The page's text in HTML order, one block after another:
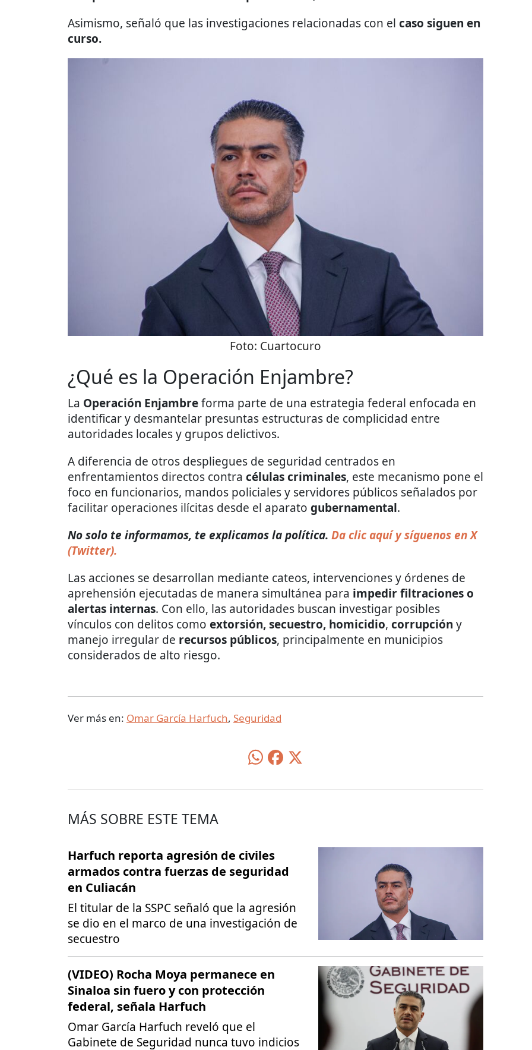
Asimismo, señaló que las investigaciones relacionadas con el caso siguen en
curso.
Foto: Cuartocuro
¿Qué es la Operación Enjambre?
La Operación Enjambreforma parte de una estrategia federal enfocada en
identificar y desmantelar presuntas estructuras de complicidad entre
autoridades locales y grupos delictivos.
A diferencia de otros despliegues de seguridad centrados en
enfrentamientos directos contra células criminales, este mecanismo pone el
foco en funcionarios, mandos policiales y servidores públicos señalados por
facilitar operaciones ilícitas desde el aparato gubernamental.
No solo te informamos, te explicamos la política. Da clic aquí y síguenos en X
(Twitter).
Las acciones se desarrollan mediante cateos, intervenciones y órdenes de
aprehensión ejecutadas de manera simultánea para impedir filtraciones o
alertas internas. Con ello, las autoridades buscan investigar posibles
vínculos con delitos como extorsión, secuestro, homicidio, corrupción y
manejo irregular de recursos públicos, principalmente en municipios
considerados de alto riesgo.
Ver más en: Omar García Harfuch, Seguridad
MÁS SOBRE ESTE TEMA
Harfuch reporta agresión de civiles
armados contra fuerzas de seguridad
en Culiacán
El titular de la SSPC señaló que la agresión
se dio en el marco de una investigación de
secuestro
(VIDEO) Rocha Moya permanece en
Sinaloa sin fuero y con protección
federal, señala Harfuch
Omar García Harfuch reveló que el
Gabinete de Seguridad nunca tuvo indicios